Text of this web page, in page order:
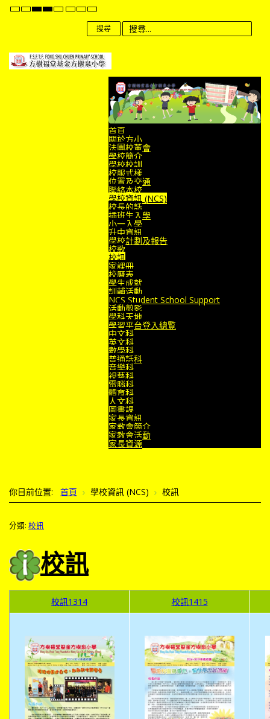
Default
NightHighHighHigh
Contrast
Set
Smaller
Set
Default
Set
Larger
Font
搜尋
首頁
關於方小
法團校董會
學校簡介
學校校訓
校服式樣
位置及交通
聯絡本校
學校資訊 (NCS)
校長的話
插班生入學
小一入學
升中資訊
學校計劃及報告
校歌
校訊
家課冊
校曆表
學生成就
訓輔活動
NCS Student School Support
活動剪影
學科天地
學習平台登入總覧
中文科
英文科
數學科
普通話科
音樂科
視藝科
電腦科
體育科
人文科
圖書課
家長資訊
家教會簡介
家教會活動
家長資源
你目前位置: 首頁 學校資訊 (NCS) 校訊
分類: 校訊
校訊
校訊1314 校訊1415